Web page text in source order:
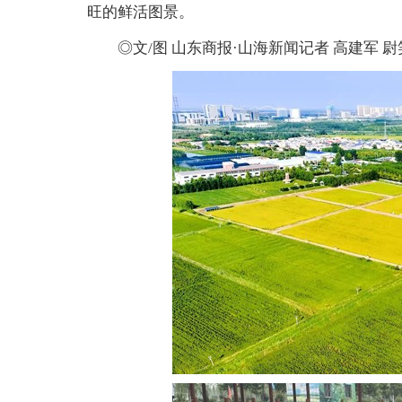
旺的鲜活图景。
◎文/图 山东商报·山海新闻记者 高建军 尉